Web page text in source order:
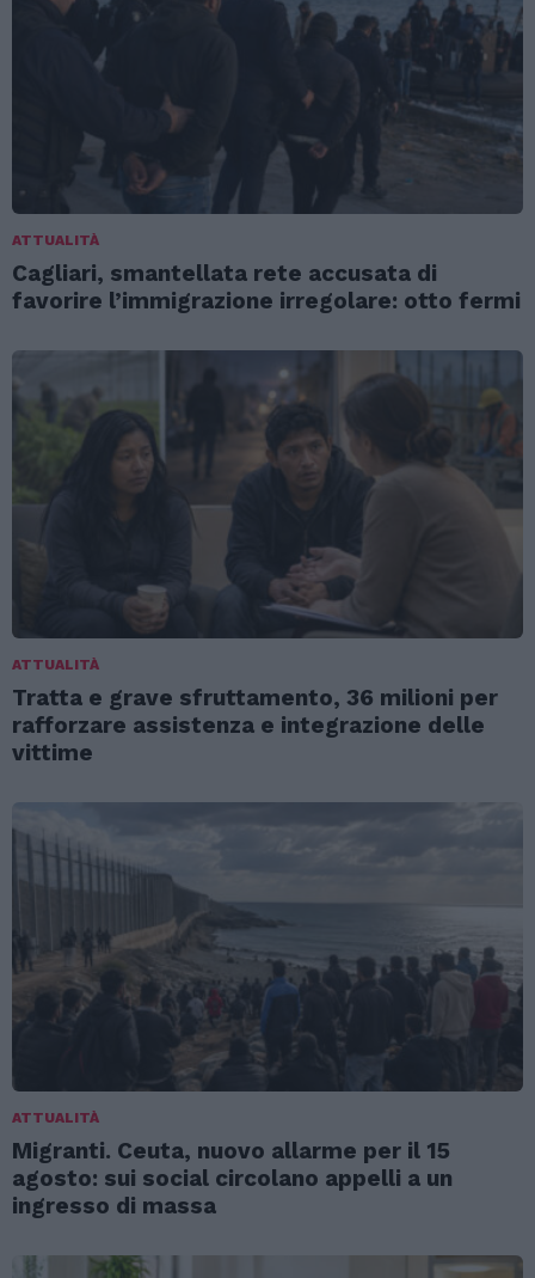
ATTUALITÀ
Cagliari, smantellata rete accusata di
favorire l’immigrazione irregolare: otto fermi
ATTUALITÀ
Tratta e grave sfruttamento, 36 milioni per
rafforzare assistenza e integrazione delle
vittime
ATTUALITÀ
Migranti. Ceuta, nuovo allarme per il 15
agosto: sui social circolano appelli a un
ingresso di massa